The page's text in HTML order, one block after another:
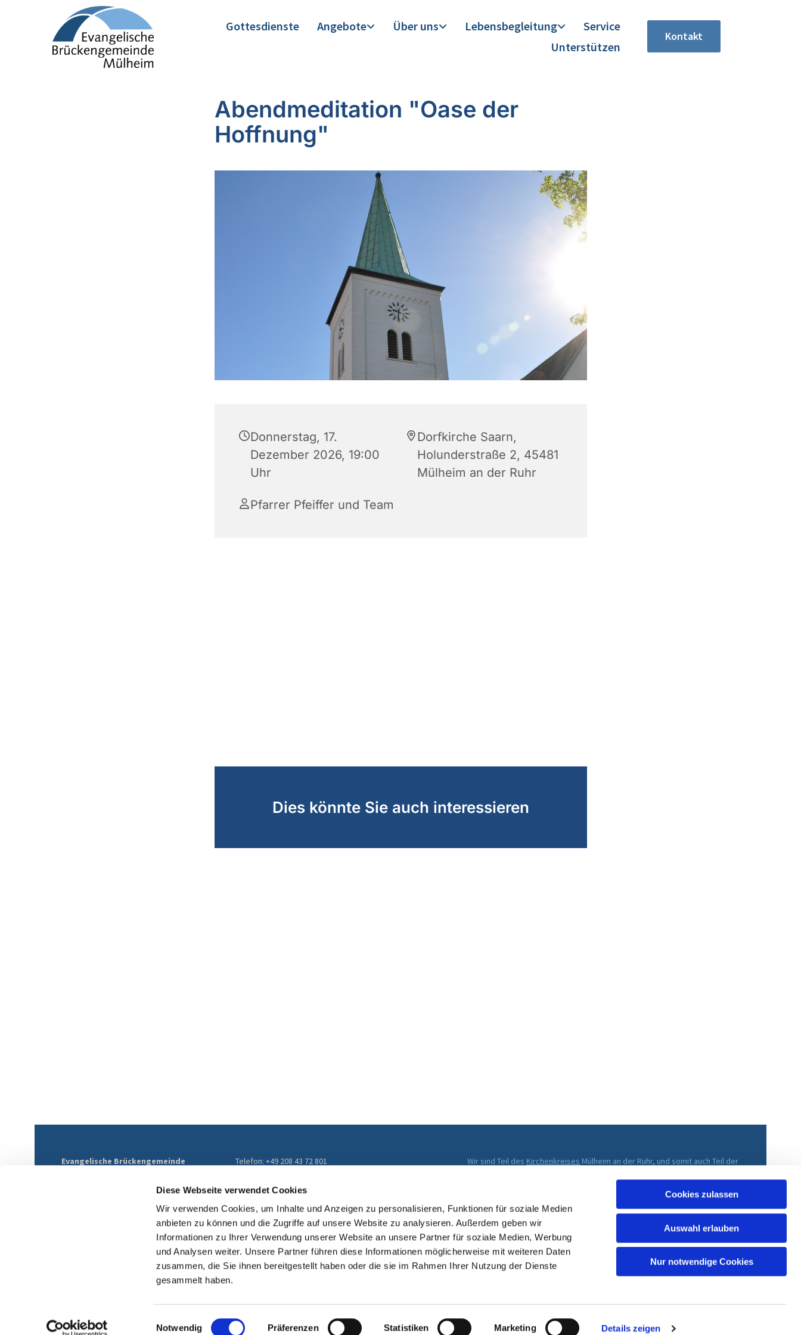
Diese Webseite verwendet Cookies
Wir verwenden Cookies, um Inhalte und Anzeigen zu personalisieren, Funktionen für soziale Medien
anbieten zu können und die Zugriffe auf unsere Website zu analysieren. Außerdem geben wir
Informationen zu Ihrer Verwendung unserer Website an unsere Partner für soziale Medien, Werbung
und Analysen weiter. Unsere Partner führen diese Informationen möglicherweise mit weiteren Daten
zusammen, die Sie ihnen bereitgestellt haben oder die sie im Rahmen Ihrer Nutzung der Dienste
gesammelt haben.
Einwilligungsauswahl
Notwendig Präferenzen Statistiken Marketing Details zeigen
Cookies zulassen
Auswahl erlauben
Nur notwendige Cookies
Gottesdienste Angebote Über uns Lebensbegleitung
Service
Unterstützen
Kontakt
Abendmeditation "Oase der
Hoffnung"
Donnerstag, 17.
Dezember 2026, 19:00
Uhr
Dorfkirche Saarn,
Holunderstraße 2, 45481
Mülheim an der Ruhr
Pfarrer Pfeiffer und Team
Dies könnte Sie auch interessieren
Evangelische Brückengemeinde
Telefon: +49 208 43 72 801
ev-brueckengemeinde@kirche-muelheim.de
Wir sind Teil des Kirchenkreises Mülheim an der Ruhr, und somit auch Teil der
Impressum Datenschutzerklärung ChurchDesk-Login